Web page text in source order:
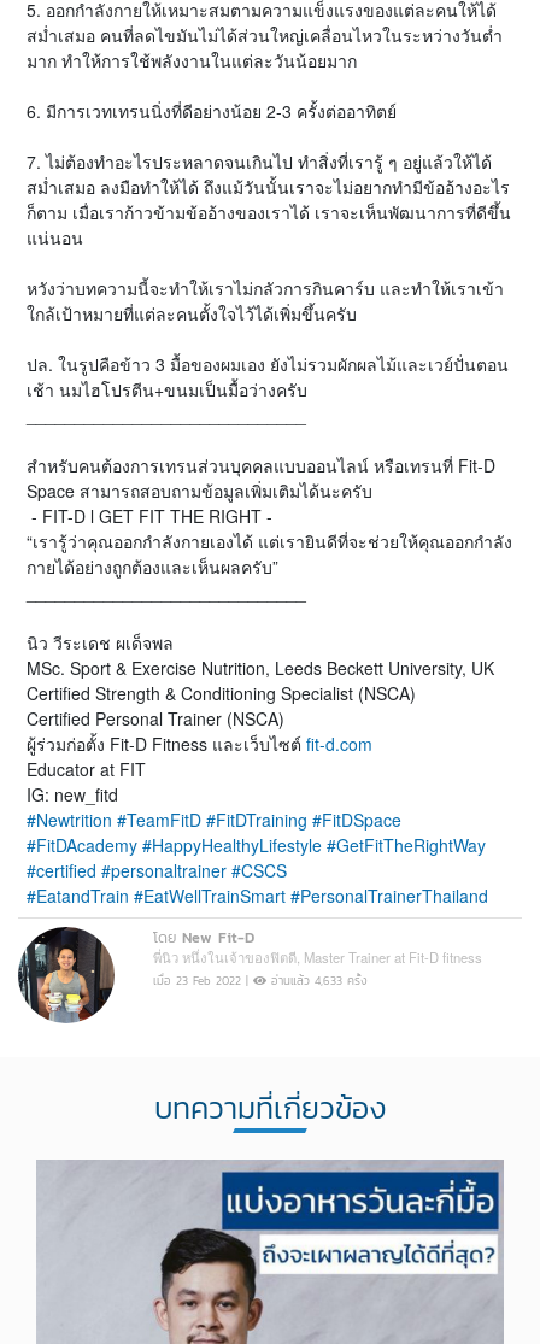
5. ออกกำลังกายให้เหมาะสมตามความแข็งแรงของแต่ละคนให้ได้
สม่ำเสมอ คนที่ลดไขมันไม่ได้ส่วนใหญ่เคลื่อนไหวในระหว่างวันต่ำ
มาก ทำให้การใช้พลังงานในแต่ละวันน้อยมาก
6. มีการเวทเทรนนิ่งที่ดีอย่างน้อย 2-3 ครั้งต่ออาทิตย์
7. ไม่ต้องทำอะไรประหลาดจนเกินไป ทำสิ่งที่เรารู้ ๆ อยู่แล้วให้ได้
สม่ำเสมอ ลงมือทำให้ได้ ถึงแม้วันนั้นเราจะไม่อยากทำมีข้ออ้างอะไร
ก็ตาม เมื่อเราก้าวข้ามข้ออ้างของเราได้ เราจะเห็นพัฒนาการที่ดีขึ้น
แน่นอน
หวังว่าบทความนี้จะทำให้เราไม่กลัวการกินคาร์บ และทำให้เราเข้า
ใกล้เป้าหมายที่แต่ละคนตั้งใจไว้ได้เพิ่มขึ้นครับ
ปล. ในรูปคือข้าว 3 มื้อของผมเอง ยังไม่รวมผักผลไม้และเวย์ปั่นตอน
เช้า นมไฮโปรตีน+ขนมเป็นมื้อว่างครับ
สำหรับคนต้องการเทรนส่วนบุคคลแบบออนไลน์ หรือเทรนที่ Fit-D
Space สามารถสอบถามข้อมูลเพิ่มเติมได้นะครับ
- FIT-D l GET FIT THE RIGHT -
“เรารู้ว่าคุณออกกำลังกายเองได้ แต่เรายินดีที่จะช่วยให้คุณออกกำลัง
กายได้อย่างถูกต้องและเห็นผลครับ”
นิว วีระเดช ผเด็จพล
MSc. Sport & Exercise Nutrition, Leeds Beckett University, UK
Certified Strength & Conditioning Specialist (NSCA)
Certified Personal Trainer (NSCA)
ผู้ร่วมก่อตั้ง Fit-D Fitness และเว็บไซต์ fit-d.com
Educator at FIT
IG: new_fitd
#Newtrition #TeamFitD #FitDTraining #FitDSpace
#FitDAcademy #HappyHealthyLifestyle #GetFitTheRightWay
#certified #personaltrainer #CSCS
#EatandTrain #EatWellTrainSmart #PersonalTrainerThailand
โดย New Fit-D
พี่นิว หนึ่งในเจ้าของฟิตดี, Master Trainer at Fit-D fitness
เมื่อ 23 Feb 2022 | อ่านแล้ว 4,633 ครั้ง
บทความที่เกี่ยวข้อง